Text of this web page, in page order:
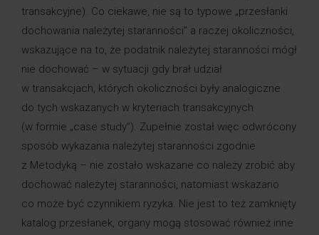
transakcyjne). Co ciekawe, nie są to typowe „przesłanki
dochowania należytej staranności” a raczej okoliczności,
wskazujące na to, że podatnik należytej staranności mógł
nie dochować – w sytuacji gdy brał udział
w transakcjach, których okoliczności były analogiczne
do tych wskazanych w kryteriach transakcyjnych
(w formie „case study”). Zupełnie został więc odwrócony
sposób wykazania należytej staranności zgodnie
z Metodyką – nie zostało wskazane co należy zrobić aby
dochować należytej staranności, natomiast wskazano
co może być czynnikiem ryzyka. Nie jest to też zamknięty
katalog przesłanek, organy mogą stosować również inne